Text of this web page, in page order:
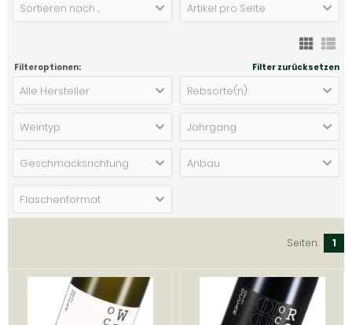
Sortieren nach ... Artikel pro Seite
Filteroptionen: Filter zurücksetzen
Alle Hersteller Rebsorte(n)
Weintyp Jahrgang
Geschmacksrichtung Anbau
Flaschenformat
Seiten: 1